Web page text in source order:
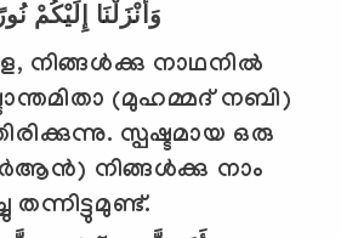
وَأَنْزَلْنَا إِلَيْكُمْ
, നിങ്ങള്‍ക്കു നാഥനില്‍
(മുഹമ്മദ് നബി)
സ്പഷ്ടമായ ഒരു
നിങ്ങള്‍ക്കു നാം
തന്നിട്ടുമുണ്ട്.